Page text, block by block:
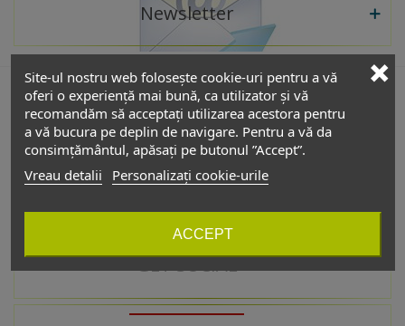
Site-ul nostru web folosește cookie-uri pentru a vă
oferi o experiență mai bună, ca utilizator și vă
recomandăm să acceptați utilizarea acestora pentru
a vă bucura pe deplin de navigare. Pentru a vă da
consimțământul, apăsați pe butonul ”Accept”.
Vreau detalii
Personalizați cookie-urile
ACCEPT
Newsletter
De interes
Catalog
GET SOCIAL